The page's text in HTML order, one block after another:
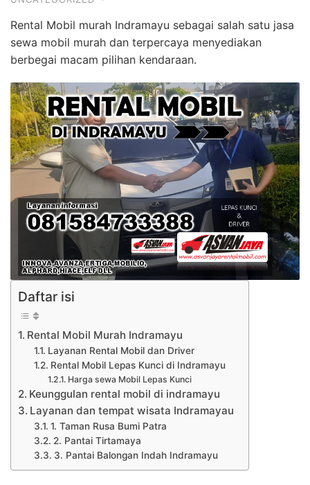
Rental Mobil murah Indramayu sebagai salah satu jasa
sewa mobil murah dan terpercaya menyediakan
berbegai macam pilihan kendaraan.
Daftar isi
Rental Mobil Murah Indramayu
Layanan Rental Mobil dan Driver
Rental Mobil Lepas Kunci di Indramayu
Harga sewa Mobil Lepas Kunci
Keunggulan rental mobil di indramayu
Layanan dan tempat wisata Indramayau
1. Taman Rusa Bumi Patra
2. Pantai Tirtamaya
3. Pantai Balongan Indah Indramayu